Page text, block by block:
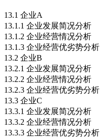
13.1 企业A
13.1.1 企业发展简况分析
13.1.2 企业经营情况分析
13.1.3 企业经营优劣势分析
13.2 企业B
13.2.1 企业发展简况分析
13.2.2 企业经营情况分析
13.2.3 企业经营优劣势分析
13.3 企业C
13.3.1 企业发展简况分析
13.3.2 企业经营情况分析
13.3.3 企业经营优劣势分析